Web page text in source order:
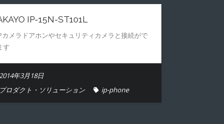
IP-15N-ST101L
メラドアホンやセキュリティカメラと接続がで
す
年3月18日
プロダクト・ソリューション
ip-phone